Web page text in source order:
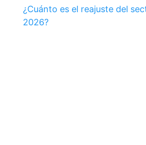
¿Cuánto es el reajuste del
2026?